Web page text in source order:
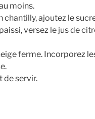
moins.
chantilly, ajoutez le
versez le jus de
ferme. Incorporez
de servir.